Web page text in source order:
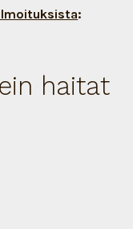
:
haitat